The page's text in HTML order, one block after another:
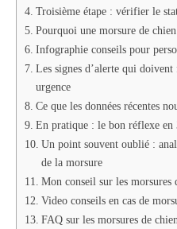
Troisième étape : vérifier le
Pourquoi une morsure de
Infographie conseils pour
Les signes d’alerte qui
urgence
Ce que les données récentes
En pratique : le bon réflexe en
Un point souvent oublié :
de la morsure
Mon conseil sur les morsures
Video conseils en cas de
FAQ sur les morsures de